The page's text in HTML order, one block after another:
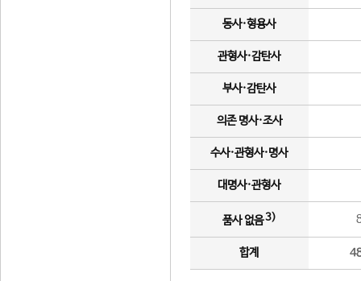
동사·형용사
관형사·감탄사
부사·감탄사
의존 명사·조사
수사·관형사·명사
대명사·관형사
품사 없음3)
합계